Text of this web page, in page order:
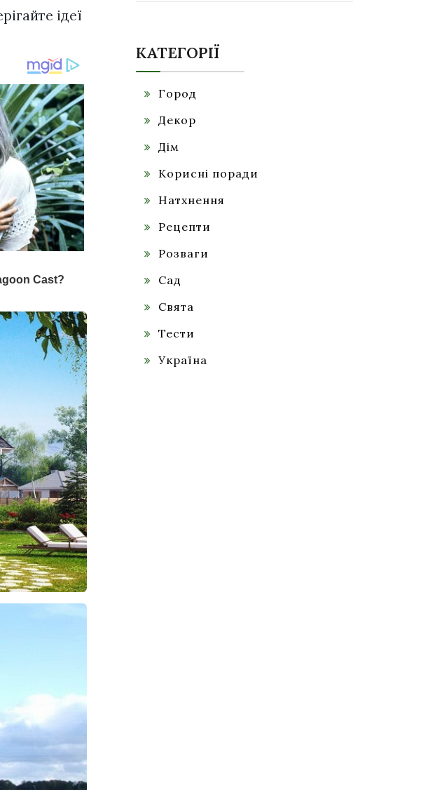
ідеї
КАТЕГОРІЇ
Город
Декор
Дім
Корисні поради
Натхнення
Рецепти
Розваги
Сад
Свята
Тести
Україна